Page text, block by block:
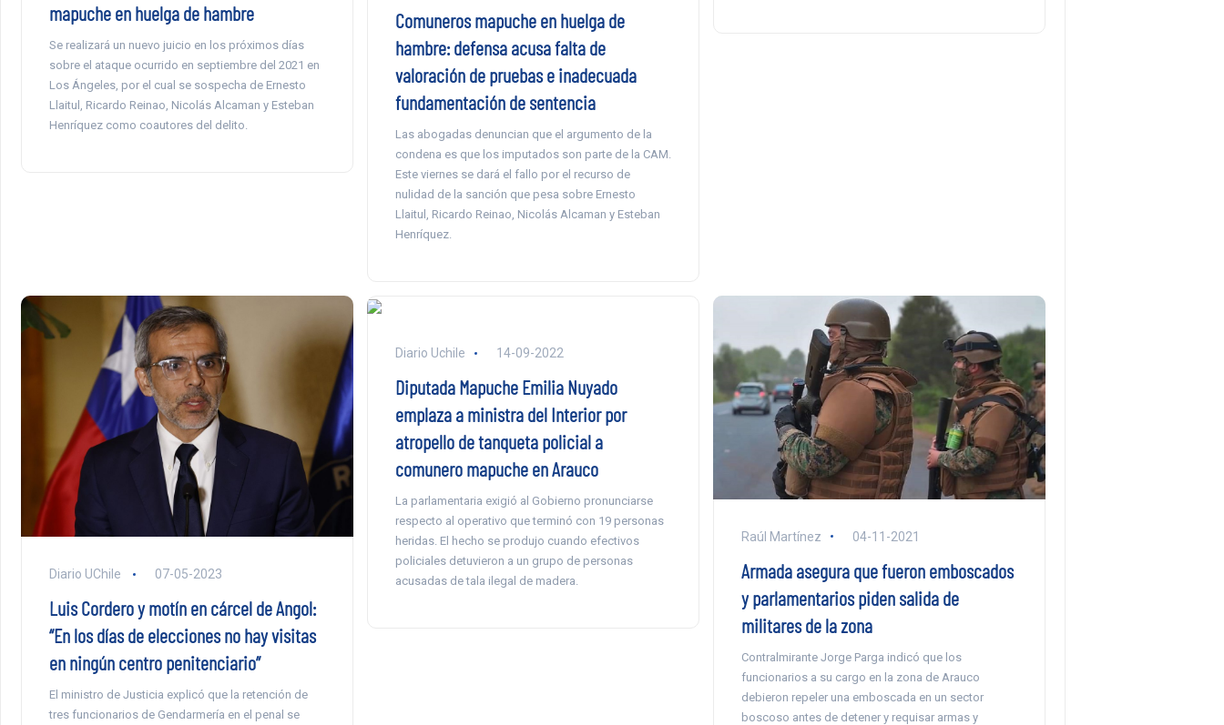
mapuche en huelga de hambre
Se realizará un nuevo juicio en los próximos días
sobre el ataque ocurrido en septiembre del 2021 en
Los Ángeles, por el cual se sospecha de Ernesto
Llaitul, Ricardo Reinao, Nicolás Alcaman y Esteban
Henríquez como coautores del delito.
Comuneros mapuche en huelga de
hambre: defensa acusa falta de
valoración de pruebas e inadecuada
fundamentación de sentencia
Las abogadas denuncian que el argumento de la
condena es que los imputados son parte de la CAM.
Este viernes se dará el fallo por el recurso de
nulidad de la sanción que pesa sobre Ernesto
Llaitul, Ricardo Reinao, Nicolás Alcaman y Esteban
Henríquez.
Diario UChile 07-05-2023
Luis Cordero y motín en cárcel de Angol:
“En los días de elecciones no hay visitas
en ningún centro penitenciario”
El ministro de Justicia explicó que la retención de
tres funcionarios de Gendarmería en el penal se
Diario Uchile 14-09-2022
Diputada Mapuche Emilia Nuyado
emplaza a ministra del Interior por
atropello de tanqueta policial a
comunero mapuche en Arauco
La parlamentaria exigió al Gobierno pronunciarse
respecto al operativo que terminó con 19 personas
heridas. El hecho se produjo cuando efectivos
policiales detuvieron a un grupo de personas
acusadas de tala ilegal de madera.
Raúl Martínez 04-11-2021
Armada asegura que fueron emboscados
y parlamentarios piden salida de
militares de la zona
Contralmirante Jorge Parga indicó que los
funcionarios a su cargo en la zona de Arauco
debieron repeler una emboscada en un sector
boscoso antes de detener y requisar armas y